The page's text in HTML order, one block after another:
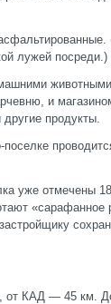
лужей посреди.)
и
продукты.
уже отмечены
«сарафанное
от КАД — 45 км.